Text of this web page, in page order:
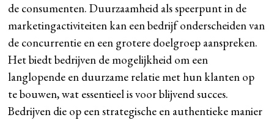
de consumenten. Duurzaamheid als speerpunt in de
marketingactiviteiten kan een bedrijf onderscheiden van
de concurrentie en een grotere doelgroep aanspreken.
Het biedt bedrijven de mogelijkheid om een
langlopende en duurzame relatie met hun klanten op
te bouwen, wat essentieel is voor blijvend succes.
Bedrijven die op een strategische en authentieke manier